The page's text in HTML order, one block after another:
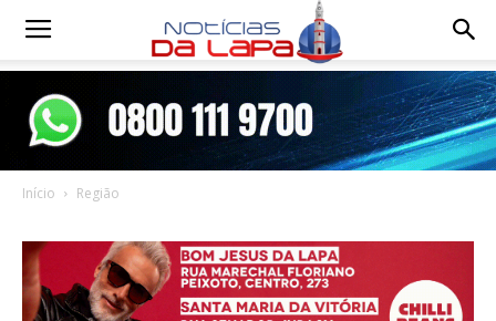
Notícias
Início Região